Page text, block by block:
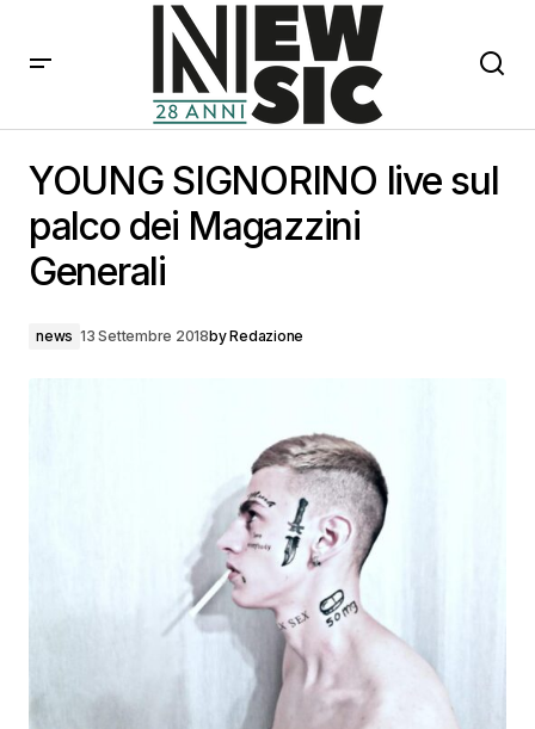
Generali
YOUNG SIGNORINO live sul
palco dei Magazzini
Generali
news 13 Settembre 2018byRedazione